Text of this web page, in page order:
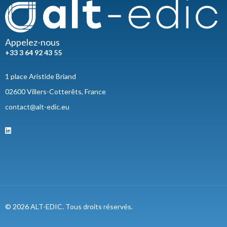
Appelez-nous
+33 3 64 92 43 55
1 place Aristide Briand
02600 Villers-Cotterêts, France
contact@alt-edic.eu
© 2026 ALT-EDIC. Tous droits réservés.